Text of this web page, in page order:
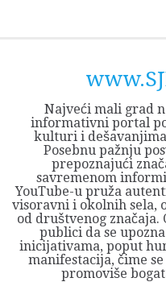
Najveći mali grad
informativni portal
kulturi i
Posebnu pažnju
prepoznajući
savremenom
YouTube-u pruža
visoravni i okolnih sela,
od društvenog
publici da se
inicijativama, poput
manifestacija, čime
promoviše